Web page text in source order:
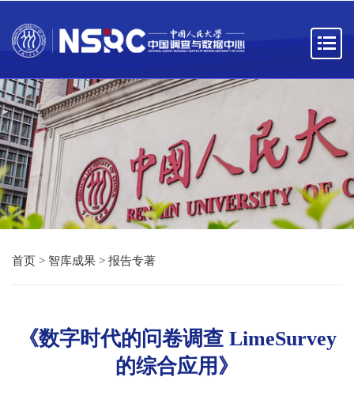
首页 > 智库成果 > 报告专著
《数字时代的问卷调查 LimeSurvey
的综合应用》